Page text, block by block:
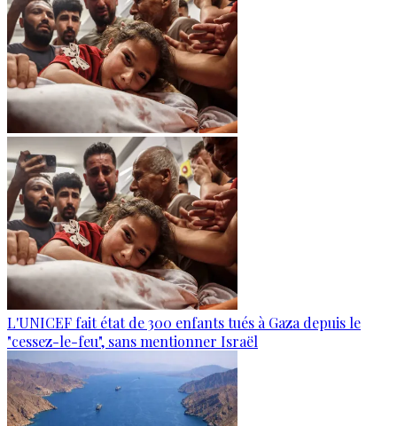
L'UNICEF fait état de 300 enfants tués à Gaza depuis le
"cessez-le-feu", sans mentionner Israël